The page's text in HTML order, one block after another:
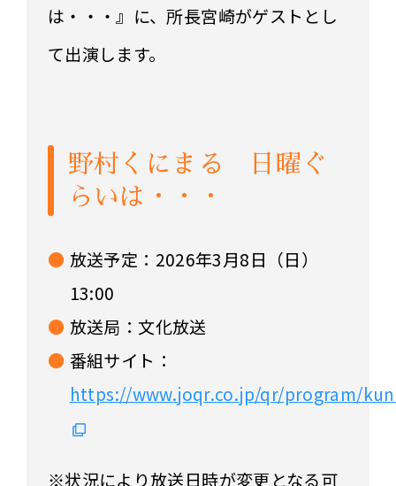
は・・・』に、所長宮崎がゲストとし
て出演します。
野村くにまる 日曜ぐ
らいは・・・
放送予定：2026年3月8日（日）
13:00
放送局：文化放送
番組サイト：
https://www.joqr.co.jp/qr/program/
※状況により放送日時が変更となる可